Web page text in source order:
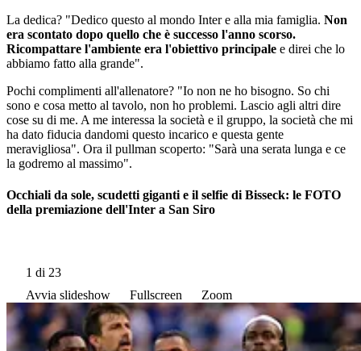
La dedica? "Dedico questo al mondo Inter e alla mia famiglia. Non
era scontato dopo quello che è successo l'anno scorso.
Ricompattare l'ambiente era l'obiettivo principale e direi che lo
abbiamo fatto alla grande".
Pochi complimenti all'allenatore? "Io non ne ho bisogno. So chi
sono e cosa metto al tavolo, non ho problemi. Lascio agli altri dire
cose su di me. A me interessa la società e il gruppo, la società che mi
ha dato fiducia dandomi questo incarico e questa gente
meravigliosa". Ora il pullman scoperto: "Sarà una serata lunga e ce
la godremo al massimo".
Occhiali da sole, scudetti giganti e il selfie di Bisseck: le FOTO
della premiazione dell'Inter a San Siro
1 di 23
Avvia slideshow
Fullscreen Zoom